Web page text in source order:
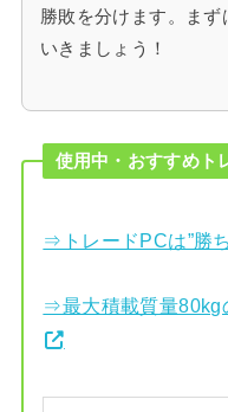
勝敗を分けます。ま
いきましょう！
使用中・おすすめト
⇒トレードPCは”勝
⇒最大積載質量80kg